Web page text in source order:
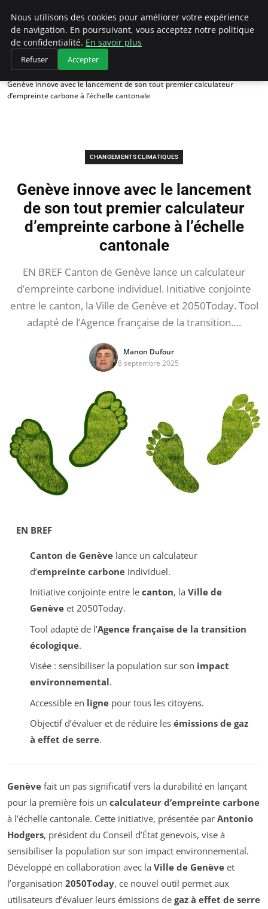
Climategatecountryclub.com
Accueil
Changements climatiques
Genève innove avec le lancement de son tout premier calculateur
d’empreinte carbone à l’échelle cantonale
CHANGEMENTS CLIMATIQUES
Genève innove avec le lancement
de son tout premier calculateur
d’empreinte carbone à l’échelle
cantonale
EN BREF Canton de Genève lance un calculateur
d’empreinte carbone individuel. Initiative conjointe
entre le canton, la Ville de Genève et 2050Today. Tool
adapté de l’Agence française de la transition….
Manon Dufour
8 septembre 2025
EN BREF
Canton de Genèvelance un calculateur
d’empreinte carboneindividuel.
Initiative conjointe entre le canton, la Ville de
Genèveet 2050Today.
Tool adapté de l’Agence française de la transition
écologique.
Visée : sensibiliser la population sur son impact
environnemental.
Accessible en lignepour tous les citoyens.
Objectif d’évaluer et de réduire les émissions de gaz
à effet de serre.
Genève fait un pas significatif vers la durabilité en lançant
pour la première fois un calculateur d’empreinte carbone
à l’échelle cantonale. Cette initiative, présentée par Antonio
Hodgers, président du Conseil d’État genevois, vise à
sensibiliser la population sur son impact environnemental.
Développé en collaboration avec la Ville de Genève et
l’organisation 2050Today, ce nouvel outil permet aux
utilisateurs d’évaluer leurs émissions de gaz à effet de serre
Nous utilisons des cookies pour améliorer votre expérience
de navigation. En poursuivant, vous acceptez notre politique
de confidentialité. En savoir plus
Refuser Accepter